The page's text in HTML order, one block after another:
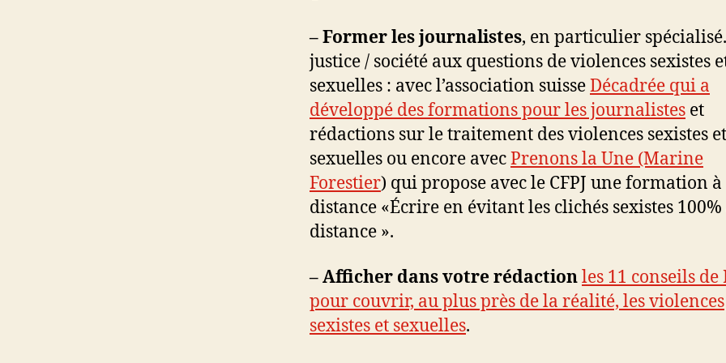
– Former les journalistes, en particulier
justice / société aux questions de violences sexistes
sexuelles : avec l’association suisseDécadrée qui a
développé des formations pour les journalistes et
rédactions sur le traitement des violences sexistes et
sexuelles ou encore avecPrenons la Une (Marine
Forestier) qui propose avec le CFPJ une formation à
distance «Écrire en évitant les clichés sexistes 100%
distance ».
–Afficher dans votre rédactionles 11 conseils de
pour couvrir, au plus près de la réalité, les violences
sexistes et sexuelles.